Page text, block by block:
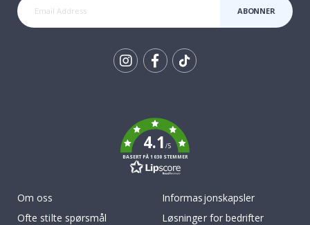
ABONNER
4.1/5
BASERT PÅ 1030 STEMMER
Om oss
Ofte stilte spørsmål
Informasjonskapsler
Løsninger for bedrifter